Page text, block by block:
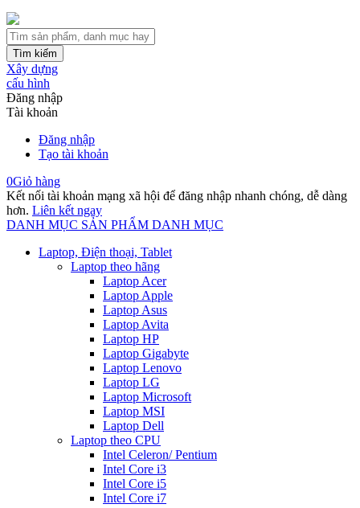
Tìm kiếm
Xây dựng
cấu hình
Đăng nhập
Tài khoản
Đăng nhập
Tạo tài khoản
0Giỏ hàng
Kết nối tài khoản mạng xã hội để đăng nhập nhanh chóng, dễ dàng
hơn. Liên kết ngay
DANH MỤC SẢN PHẨM DANH MỤC
Laptop, Điện thoại, Tablet
Laptop theo hãng
Laptop Acer
Laptop Apple
Laptop Asus
Laptop Avita
Laptop HP
Laptop Gigabyte
Laptop Lenovo
Laptop LG
Laptop Microsoft
Laptop MSI
Laptop Dell
Laptop theo CPU
Intel Celeron/ Pentium
Intel Core i3
Intel Core i5
Intel Core i7